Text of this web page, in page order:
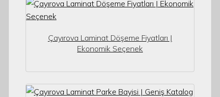
Çayırova Laminat Döşeme Fiyatları |
Ekonomik Seçenek